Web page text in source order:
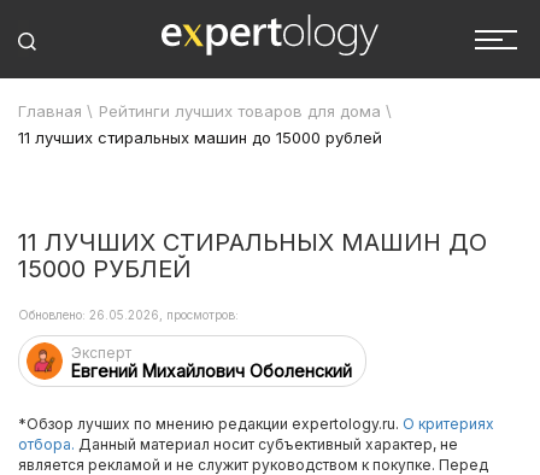
Главная \ Рейтинги лучших товаров для дома \
11 лучших стиральных машин до 15000 рублей
11 ЛУЧШИХ СТИРАЛЬНЫХ МАШИН ДО
15000 РУБЛЕЙ
Эксперт
Евгений Михайлович Оболенский
Обновлено: 26.05.2026, просмотров:
*Обзор лучших по мнению редакции expertology.ru. О критериях
отбора. Данный материал носит субъективный характер, не
является рекламой и не служит руководством к покупке. Перед